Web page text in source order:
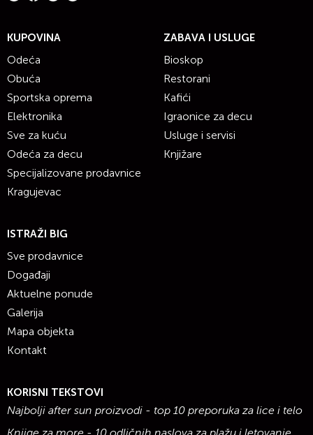
KUPOVINA
Odeća
Obuća
Sportska oprema
Elektronika
Sve za kuću
Odeća za decu
Specijalizovane prodavnice
Kragujevac
ZABAVA I USLUGE
Bioskop
Restorani
Kafići
Igraonice za decu
Usluge i servisi
Knjižare
ISTRAŽI BIG
Sve prodavnice
Događaji
Aktuelne ponude
Galerija
Mapa objekta
Kontakt
KORISNI TEKSTOVI
Najbolji after sun proizvodi - top 10 preporuka za lice i telo